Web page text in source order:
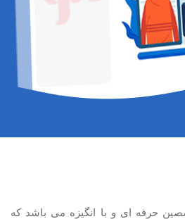
حرفه ای و با انگیزه می باشد که